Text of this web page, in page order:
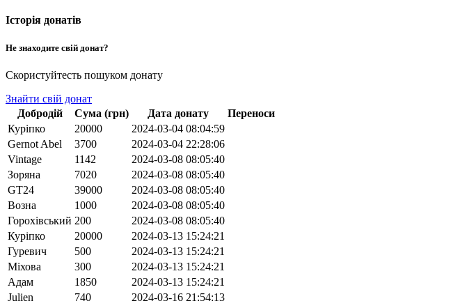
Історія донатів
Не знаходите свій донат?
Скористуйтесть пошуком донату
Знайти свій донат
Добродій
Сума (грн) Дата донату
Переноси
Куріпко
20000
2024-03-04 08:04:59
Gernot Abel
3700
2024-03-04 22:28:06
Vintage
1142
2024-03-08 08:05:40
Зоряна
7020
2024-03-08 08:05:40
GT24
39000
2024-03-08 08:05:40
Возна
1000
2024-03-08 08:05:40
Горохівський 200
2024-03-08 08:05:40
Куріпко
20000
2024-03-13 15:24:21
Гуревич
500
2024-03-13 15:24:21
Міхова
300
2024-03-13 15:24:21
Адам
1850
2024-03-13 15:24:21
Julien
740
2024-03-16 21:54:13